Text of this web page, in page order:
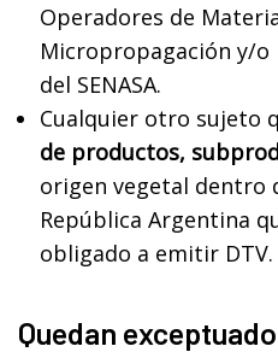
Operadores de
Micropropagación y/
del SENASA.
Cualquier otro sujeto
de productos,
origen vegetal dentro
República Argentina
obligado a emitir DTV.
Quedan